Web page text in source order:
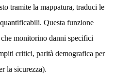
tramite la mappatura, traduci le
Questa funzione
monitorino danni specifici
critici, parità demografica per
la sicurezza).